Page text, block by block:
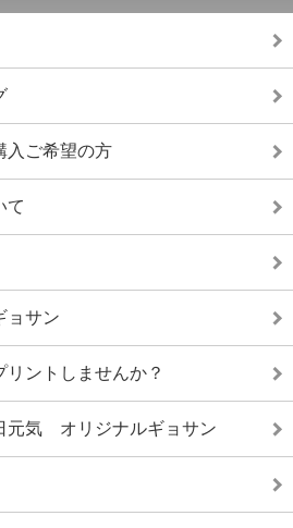
入ご希望の方
て
ョサン
ントしませんか？
気 オリジナルギョサン